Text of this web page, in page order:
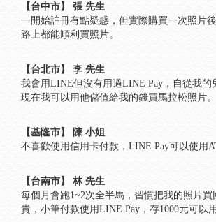
【台中市】 張 先生
一開始註冊有點疑惑，但實際購買一次照片
路上都能順利買照片。
【台北市】 李 先生
我會用LINE但沒有用過LINE Pay，自從我的
現在我可以用他儲值給我的錢買馬拉松照片。
【基隆市】 陳 小姐
不喜歡使用信用卡付款，LINE Pay可以使用
【台南市】 林 先生
每個月會跑1~2次全半馬，習慣把我的照片買
貴，小筆付款使用LINE Pay，存1000元可以